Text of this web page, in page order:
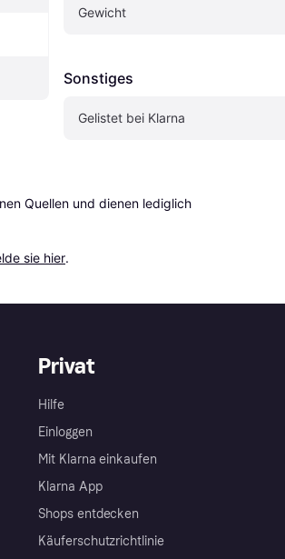
Gewicht
Sonstiges
Gelistet bei Klarna
Quellen und dienen lediglich
sie hier.
Privat
Hilfe
Einloggen
Mit Klarna einkaufen
Klarna App
Shops entdecken
Käuferschutzrichtlinie